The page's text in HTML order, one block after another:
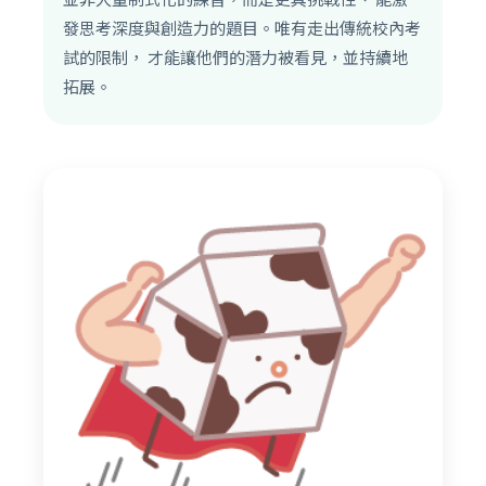
發思考深度與創造力的題目。唯有走出傳統校內考
試的限制， 才能讓他們的潛力被看見，並持續地
拓展。